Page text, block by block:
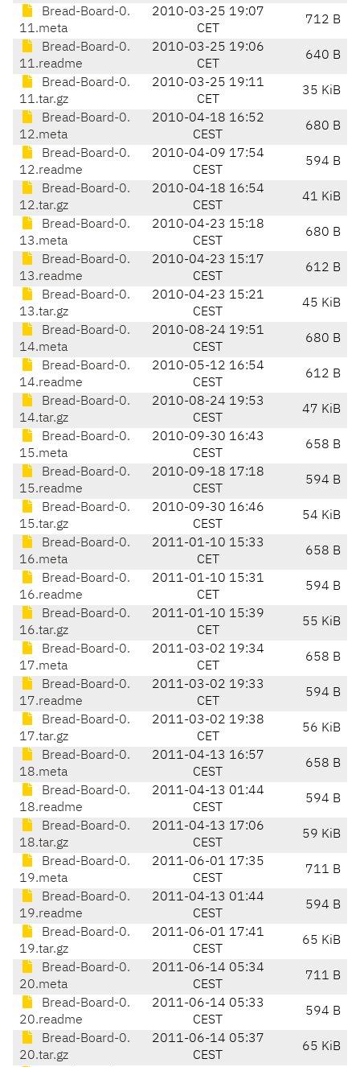
Bread-Board-0.
11.meta
2010-03-25 19:07
CET
712 B
Bread-Board-0.
11.readme
2010-03-25 19:06
CET
640 B
Bread-Board-0.
11.tar.gz
2010-03-25 19:11
CET
35 KiB
Bread-Board-0.
12.meta
2010-04-18 16:52
CEST
680 B
Bread-Board-0.
12.readme
2010-04-09 17:54
CEST
594 B
Bread-Board-0.
12.tar.gz
2010-04-18 16:54
CEST
41 KiB
Bread-Board-0.
13.meta
2010-04-23 15:18
CEST
680 B
Bread-Board-0.
13.readme
2010-04-23 15:17
CEST
612 B
Bread-Board-0.
13.tar.gz
2010-04-23 15:21
CEST
45 KiB
Bread-Board-0.
14.meta
2010-08-24 19:51
CEST
680 B
Bread-Board-0.
14.readme
2010-05-12 16:54
CEST
612 B
Bread-Board-0.
14.tar.gz
2010-08-24 19:53
CEST
47 KiB
Bread-Board-0.
15.meta
2010-09-30 16:43
CEST
658 B
Bread-Board-0.
15.readme
2010-09-18 17:18
CEST
594 B
Bread-Board-0.
15.tar.gz
2010-09-30 16:46
CEST
54 KiB
Bread-Board-0.
16.meta
2011-01-10 15:33
CET
658 B
Bread-Board-0.
16.readme
2011-01-10 15:31
CET
594 B
Bread-Board-0.
16.tar.gz
2011-01-10 15:39
CET
55 KiB
Bread-Board-0.
17.meta
2011-03-02 19:34
CET
658 B
Bread-Board-0.
17.readme
2011-03-02 19:33
CET
594 B
Bread-Board-0.
17.tar.gz
2011-03-02 19:38
CET
56 KiB
Bread-Board-0.
18.meta
2011-04-13 16:57
CEST
658 B
Bread-Board-0.
18.readme
2011-04-13 01:44
CEST
594 B
Bread-Board-0.
18.tar.gz
2011-04-13 17:06
CEST
59 KiB
Bread-Board-0.
19.meta
2011-06-01 17:35
CEST
711 B
Bread-Board-0.
19.readme
2011-04-13 01:44
CEST
594 B
Bread-Board-0.
19.tar.gz
2011-06-01 17:41
CEST
65 KiB
Bread-Board-0.
20.meta
2011-06-14 05:34
CEST
711 B
Bread-Board-0.
20.readme
2011-06-14 05:33
CEST
594 B
Bread-Board-0.
20.tar.gz
2011-06-14 05:37
CEST
65 KiB